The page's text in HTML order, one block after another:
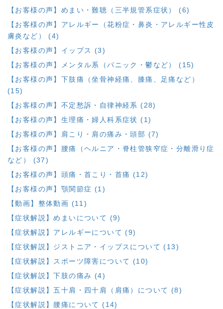
【お客様の声】めまい・難聴（三半規管系症状） (6)
【お客様の声】アレルギー（花粉症・鼻炎・アレルギー性皮
膚炎など） (4)
【お客様の声】イップス (3)
【お客様の声】メンタル系（パニック・鬱など） (15)
【お客様の声】下肢痛（坐骨神経痛、膝痛、足痛など）
(15)
【お客様の声】不定愁訴・自律神経系 (28)
【お客様の声】生理痛・婦人科系症状 (1)
【お客様の声】肩こり・肩の痛み・頭部 (7)
【お客様の声】腰痛（ヘルニア・脊柱管狭窄症・分離滑り症
など） (37)
【お客様の声】頭痛・首こり・首痛 (12)
【お客様の声】顎関節症 (1)
【動画】整体動画 (11)
【症状解説】めまいについて (9)
【症状解説】アレルギーについて (9)
【症状解説】ジストニア・イップスについて (13)
【症状解説】スポーツ障害について (10)
【症状解説】下肢の痛み (4)
【症状解説】五十肩・四十肩（肩痛）について (8)
【症状解説】腰痛について (14)